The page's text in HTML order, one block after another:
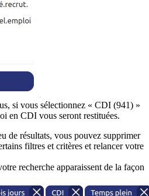
si vous sélectionnez « CDI (941) »
en CDI vous seront restituées.
de résultats, vous pouvez supprimer
filtres et critères et relancer votre
recherche apparaissent de la façon